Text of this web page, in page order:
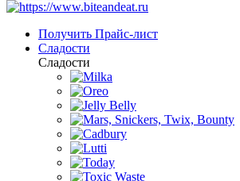
Получить Прайс-лист
Сладости
Сладости